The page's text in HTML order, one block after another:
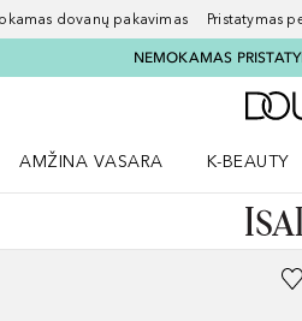
dovanų pakavimas Pristatymas
NEMOKAMAS
AMŽINA VASARA
K-BEAUTY